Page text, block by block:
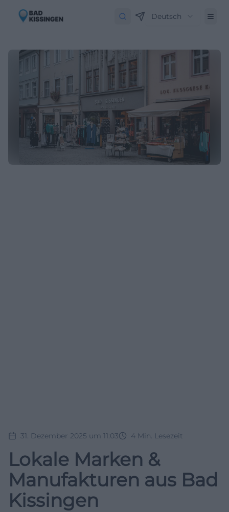
Deutsch
31. Dezember 2025 um 11:03 4 Min. Lesezeit
Lokale Marken &
Manufakturen aus Bad
Kissingen